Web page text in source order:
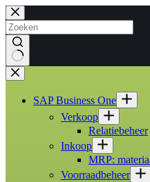
Ga
naar
de
inhoud
Geen
resultaten
SAP Business One
Verkoop
Relatiebeheer
Inkoop
MRP:
Voorraadbeheer